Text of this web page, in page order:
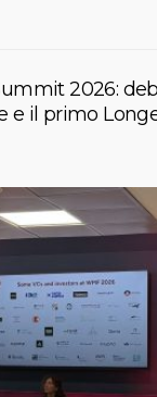
2026:
e il primo